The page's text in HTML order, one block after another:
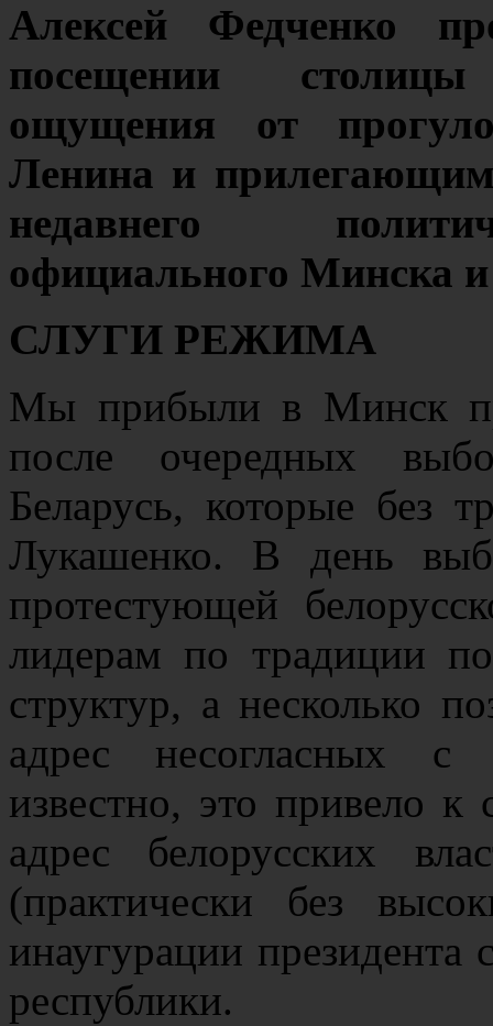
Алексей Федченко
посещении
ощущения от
Ленина и
недавнего
официального Минска
СЛУГИ РЕЖИМА
Мы прибыли в Минск
после очередных
Беларусь, которые без
Лукашенко. В день
протестующей
лидерам по традиции
структур, а несколько
адрес несогласных
известно, это привело
адрес белорусских
(практически без
инаугурации президента
республики.